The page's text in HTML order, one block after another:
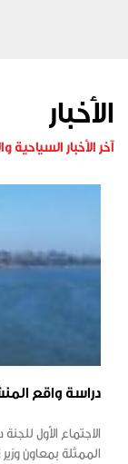
الأخبار
آخر الأخبار
دراسة واقع
الاجتماع الأول
الممثلة بمعاون